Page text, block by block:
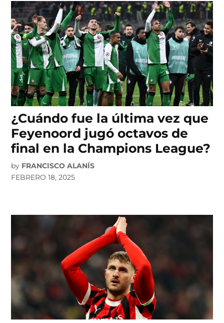
¿Cuándo fue la última vez que
Feyenoord jugó octavos de
final en la Champions League?
by FRANCISCO ALANÍS
FEBRERO 18, 2025